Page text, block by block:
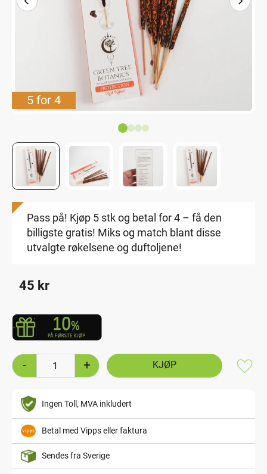
5 for 4
Pass på! Kjøp 5 stk og betal for 4 – få den
billigste gratis! Miks og match blant disse
utvalgte røkelsene og duftoljene!
45 kr
+
-
Ingen Toll, MVA inkludert
Betal med Vipps eller faktura
Sendes fra Sverige